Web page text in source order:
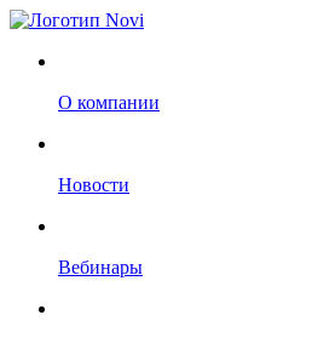
О компании
Новости
Вебинары